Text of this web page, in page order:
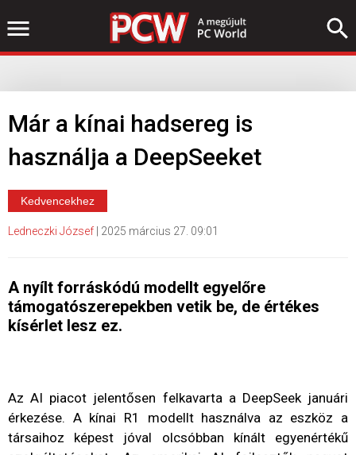
Már a kínai hadsereg is
használja a DeepSeeket
Kedvencekhez
Ledneczki József 2025 március 27. 09:01
A nyílt forráskódú modellt egyelőre
támogatószerepekben vetik be, de értékes
kísérlet lesz ez.
Az AI piacot jelentősen felkavarta a DeepSeek januári
érkezése. A kínai R1 modellt használva az eszköz a
társaihoz képest jóval olcsóbban kínált egyenértékű